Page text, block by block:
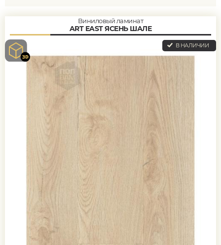
Виниловый ламинат
ART EAST ЯСЕНЬ ШАЛЕ
В НАЛИЧИИ